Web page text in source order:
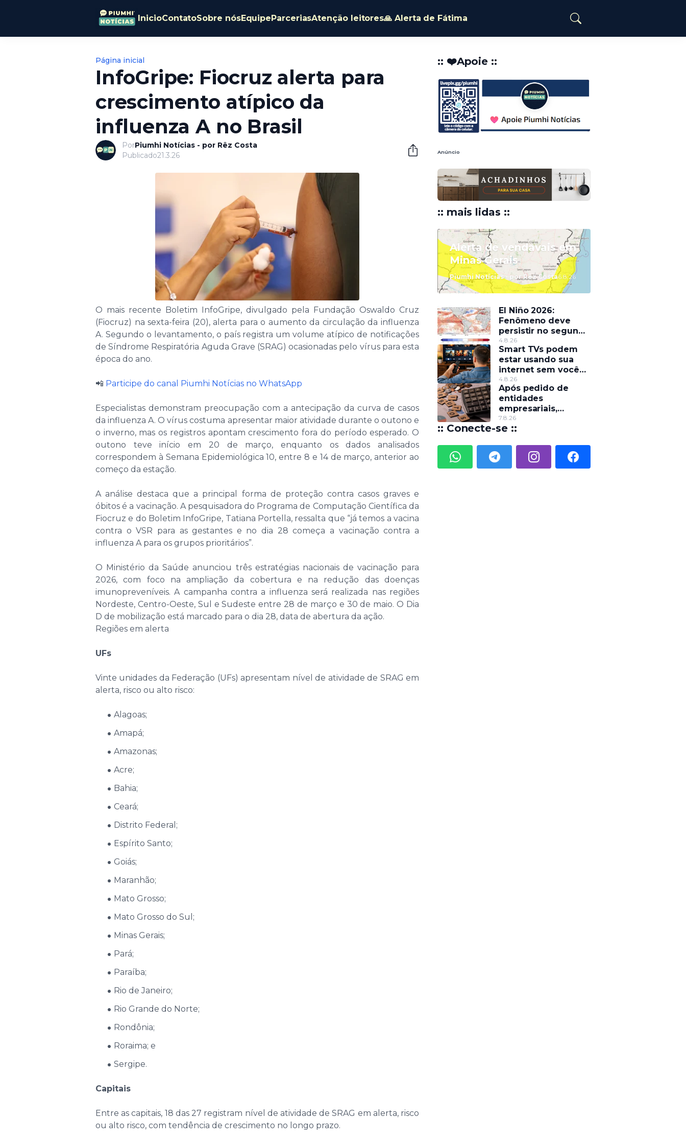
InicioContatoSobre nósEquipeParceriasAtenção leitores🙏 Alerta de Fátima
Página inicial
InfoGripe: Fiocruz alerta para
crescimento atípico da
influenza A no Brasil
PorPiumhi Notícias - por Rêz Costa
Publicado21.3.26
O mais recente Boletim InfoGripe, divulgado pela Fundação Oswaldo Cruz
(Fiocruz) na sexta-feira (20), alerta para o aumento da circulação da influenza
A. Segundo o levantamento, o país registra um volume atípico de notificações
de Síndrome Respiratória Aguda Grave (SRAG) ocasionadas pelo vírus para esta
época do ano.
📲 Participe do canal Piumhi Notícias no WhatsApp
Especialistas demonstram preocupação com a antecipação da curva de casos
da influenza A. O vírus costuma apresentar maior atividade durante o outono e
o inverno, mas os registros apontam crescimento fora do período esperado. O
outono teve início em 20 de março, enquanto os dados analisados
correspondem à Semana Epidemiológica 10, entre 8 e 14 de março, anterior ao
começo da estação.
A análise destaca que a principal forma de proteção contra casos graves e
óbitos é a vacinação. A pesquisadora do Programa de Computação Científica da
Fiocruz e do Boletim InfoGripe, Tatiana Portella, ressalta que “já temos a vacina
contra o VSR para as gestantes e no dia 28 começa a vacinação contra a
influenza A para os grupos prioritários”.
O Ministério da Saúde anunciou três estratégias nacionais de vacinação para
2026, com foco na ampliação da cobertura e na redução das doenças
imunopreveníveis. A campanha contra a influenza será realizada nas regiões
Nordeste, Centro-Oeste, Sul e Sudeste entre 28 de março e 30 de maio. O Dia
D de mobilização está marcado para o dia 28, data de abertura da ação.
Regiões em alerta
UFs
Vinte unidades da Federação (UFs) apresentam nível de atividade de SRAG em
alerta, risco ou alto risco:
Alagoas;
Amapá;
Amazonas;
Acre;
Bahia;
Ceará;
Distrito Federal;
Espírito Santo;
Goiás;
Maranhão;
Mato Grosso;
Mato Grosso do Sul;
Minas Gerais;
Pará;
Paraíba;
Rio de Janeiro;
Rio Grande do Norte;
Rondônia;
Roraima; e
Sergipe.
Capitais
Entre as capitais, 18 das 27 registram nível de atividade de SRAG em alerta, risco
ou alto risco, com tendência de crescimento no longo prazo.
:: ❤️Apoie ::
Anúncio
:: mais lidas ::
Alerta de vendavais em
Minas Gerais
Piumhi Notícias - por Rêz Costa6.8.26
El Niño 2026:
Fenômeno deve
persistir no segundo
semestre e pode
alterar o regime de
chuvas
4.8.26
Smart TVs podem
estar usando sua
internet sem você
saber, entenda
4.8.26
Após pedido de
entidades
empresariais,
Receita flexibiliza
regras da Reforma
7.8.26
:: Conecte-se ::